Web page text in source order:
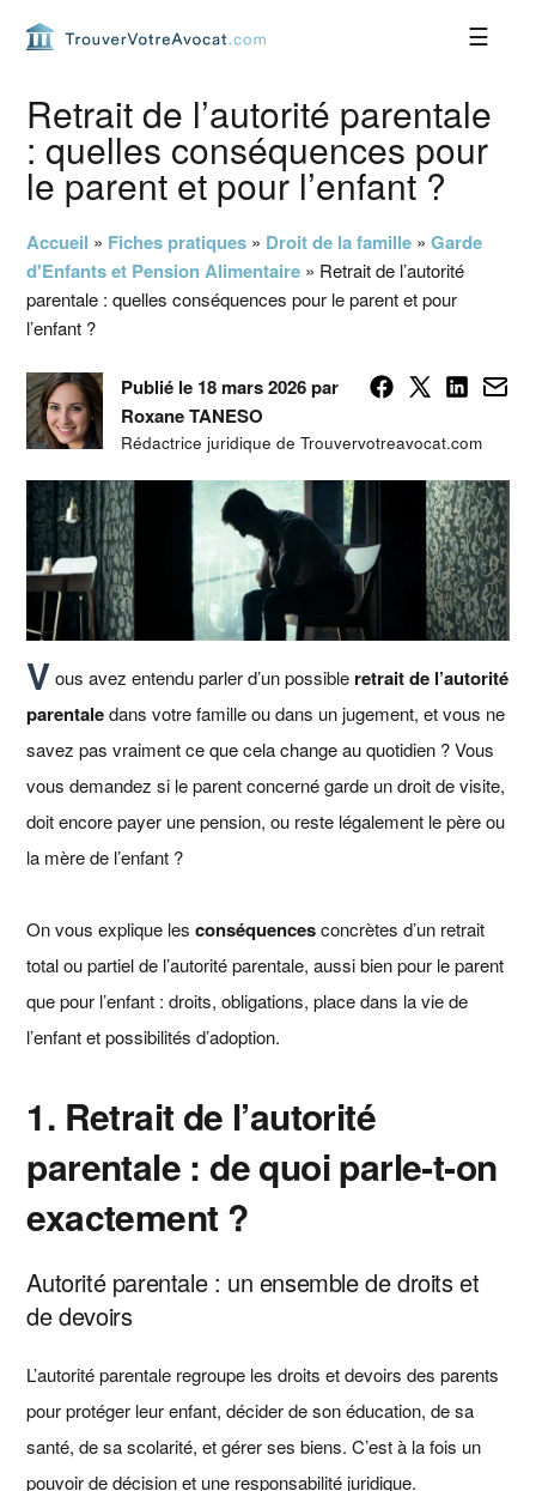
navigation
principale
principal
barre
latérale
principale
pageRetrait de l’autorité parentale
: quelles conséquences pour
le parent et pour l’enfant ?
Accueil » Fiches pratiques » Droit de la famille »Garde
d'Enfants et Pension Alimentaire » Retrait de l’autorité
parentale : quelles conséquences pour le parent et pour
l’enfant ?
Publié le 18 mars 2026 par
Roxane TANESO
Rédactrice juridique de Trouvervotreavocat.com
Vous avez entendu parler d’un possible retrait de l’autorité
parentaledans votre famille ou dans un jugement, et vous ne
savez pas vraiment ce que cela change au quotidien ? Vous
vous demandez si le parent concerné garde un droit de visite,
doit encore payer une pension, ou reste légalement le père ou
la mère de l’enfant ?
On vous explique lesconséquencesconcrètes d’un retrait
total ou partiel de l’autorité parentale, aussi bien pour le parent
que pour l’enfant : droits, obligations, place dans la vie de
l’enfant et possibilités d’adoption.
1. Retrait de l’autorité
parentale : de quoi parle‑t‑on
exactement ?
Autorité parentale : un ensemble de droits et
de devoirs
L’autorité parentale regroupe les droits et devoirs des parents
pour protéger leur enfant, décider de son éducation, de sa
santé, de sa scolarité, et gérer ses biens. C’est à la fois un
pouvoir de décision et une responsabilité juridique.